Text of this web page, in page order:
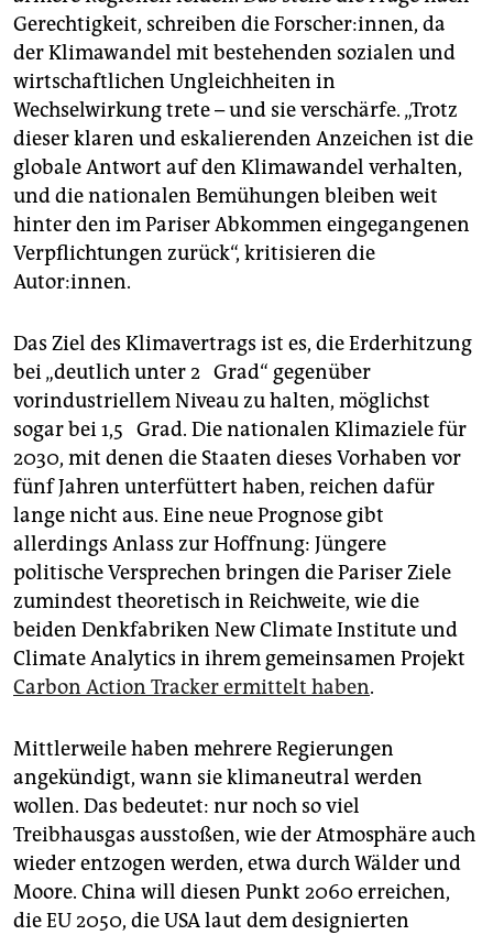
Gerechtigkeit, schreiben die Forscher:innen, da
der Klimawandel mit bestehenden sozialen und
wirtschaftlichen Ungleichheiten in
Wechselwirkung trete – und sie verschärfe. „Trotz
dieser klaren und eskalierenden Anzeichen ist die
globale Antwort auf den Klimawandel verhalten,
und die nationalen Bemühungen bleiben weit
hinter den im Pariser Abkommen eingegangenen
Verpflichtungen zurück“, kritisieren die
Autor:innen.
Das Ziel des Klimavertrags ist es, die Erderhitzung
bei „deutlich unter 2 Grad“ gegenüber
vorindustriellem Niveau zu halten, möglichst
sogar bei 1,5 Grad. Die nationalen Klimaziele für
2030, mit denen die Staaten dieses Vorhaben vor
fünf Jahren unterfüttert haben, reichen dafür
lange nicht aus. Eine neue Prognose gibt
allerdings Anlass zur Hoffnung: Jüngere
politische Versprechen bringen die Pariser Ziele
zumindest theoretisch in Reichweite, wie die
beiden Denkfabriken New Climate Institute und
Climate Analytics in ihrem gemeinsamen Projekt
Carbon Action Tracker ermittelt haben.
Mittlerweile haben mehrere Regierungen
angekündigt, wann sie klimaneutral werden
wollen. Das bedeutet: nur noch so viel
Treibhausgas ausstoßen, wie der Atmosphäre auch
wieder entzogen werden, etwa durch Wälder und
Moore. China will diesen Punkt 2060 erreichen,
die EU 2050, die USA laut dem designierten